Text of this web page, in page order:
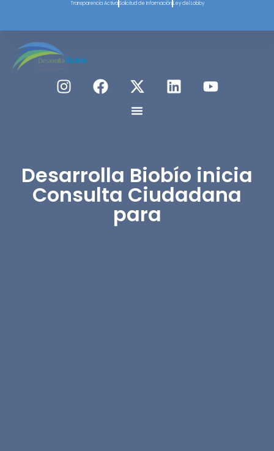
Transparencia Activa Solicitud de Información Ley del Lobby
Desarrolla Biobío inicia
Consulta Ciudadana
para